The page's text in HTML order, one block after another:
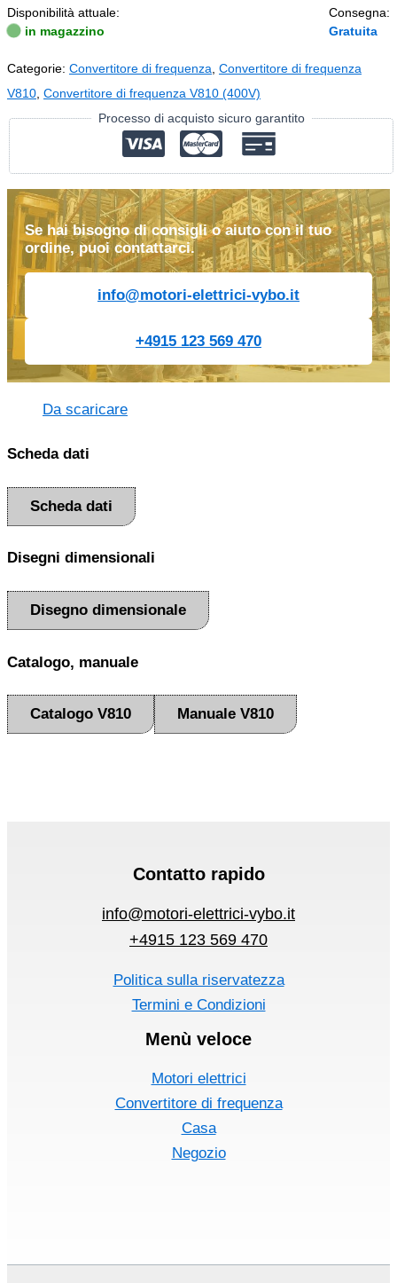
Disponibilità attuale:
in magazzino
Consegna:
Gratuita
Categorie: Convertitore di frequenza Convertitore di frequenza
V810 Convertitore di frequenza V810 (400V)
Processo di acquisto sicuro garantito
Se hai bisogno di consigli o aiuto con il tuo
ordine, puoi contattarci.
info@motori-elettrici-vybo.it
+4915 123 569 470
Da scaricare
Scheda dati
Scheda dati
Disegni dimensionali
Disegno dimensionale
Catalogo, manuale
Catalogo V810 Manuale V810
Contatto rapido
info@motori-elettrici-vybo.it
+4915 123 569 470
Politica sulla riservatezza
Termini e Condizioni
Menù veloce
Motori elettrici
Convertitore di frequenza
Casa
Negozio